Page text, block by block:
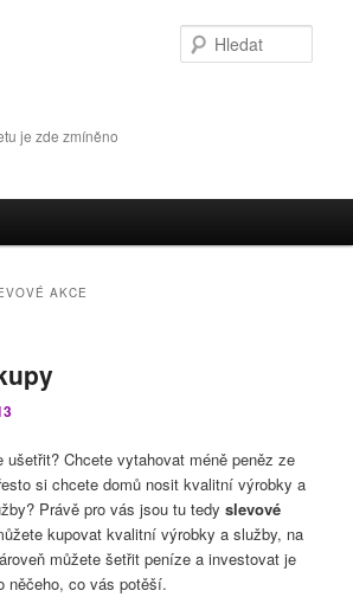
je zde zmíněno
AKCE
ušetřit? Chcete vytahovat méně peněz ze
si chcete domů nosit kvalitní výrobky a
Právě pro vás jsou tu tedyslevové
kupovat kvalitní výrobky a služby, na
můžete šetřit peníze a investovat je
něčeho, co vás potěší.